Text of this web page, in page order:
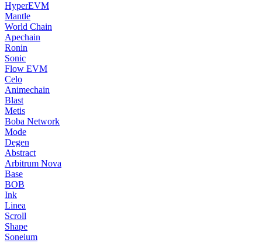
HyperEVM
Mantle
World Chain
Apechain
Ronin
Sonic
Flow EVM
Celo
Animechain
Blast
Metis
Boba Network
Mode
Degen
Abstract
Arbitrum Nova
Base
BOB
Ink
Linea
Scroll
Shape
Soneium